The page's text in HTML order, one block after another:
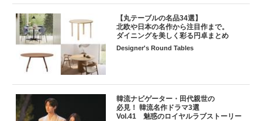
【丸テーブルの名品34選】
北欧や日本の名作から注目作まで。
ダイニングを美しく彩る円卓まとめ
Designer's Round Tables
韓流ナビゲーター・田代親世の
必見！ 韓流名作ドラマ3選
Vol.41 魅惑のロイヤルラブストーリー